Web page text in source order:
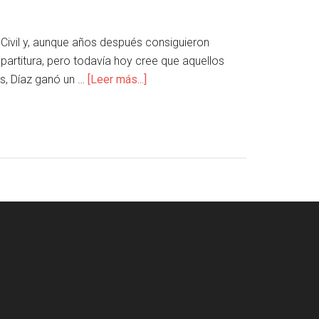
y, aunque años después consiguieron
pero todavía hoy cree que aquellos
Díaz ganó un … [Leer más...]